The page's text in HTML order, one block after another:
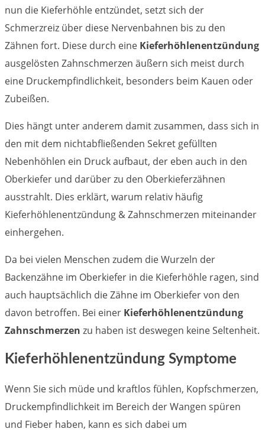
nun die Kieferhöhle entzündet, setzt sich der
Schmerzreiz über diese Nervenbahnen bis zu den
Zähnen fort. Diese durch eine Kieferhöhlenentzündung
ausgelösten Zahnschmerzen äußern sich meist durch
eine Druckempfindlichkeit, besonders beim Kauen oder
Zubeißen.
Dies hängt unter anderem damit zusammen, dass sich in
den mit dem nichtabfließenden Sekret gefüllten
Nebenhöhlen ein Druck aufbaut, der eben auch in den
Oberkiefer und darüber zu den Oberkieferzähnen
ausstrahlt. Dies erklärt, warum relativ häufig
Kieferhöhlenentzündung & Zahnschmerzen miteinander
einhergehen.
Da bei vielen Menschen zudem die Wurzeln der
Backenzähne im Oberkiefer in die Kieferhöhle ragen, sind
auch hauptsächlich die Zähne im Oberkiefer von den
davon betroffen. Bei einer Kieferhöhlenentzündung
Zahnschmerzen zu haben ist deswegen keine Seltenheit.
Kieferhöhlenentzündung Symptome
Wenn Sie sich müde und kraftlos fühlen, Kopfschmerzen,
Druckempfindlichkeit im Bereich der Wangen spüren
und Fieber haben, kann es sich dabei um